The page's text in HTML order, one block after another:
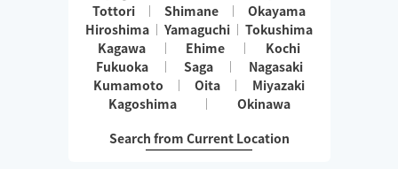
Tottori
Shimane
Okayama
Hiroshima
Yamaguchi
Tokushima
Kagawa
Ehime
Kochi
Fukuoka
Saga
Nagasaki
Kumamoto
Oita
Miyazaki
Kagoshima
Okinawa
Search from Current Location